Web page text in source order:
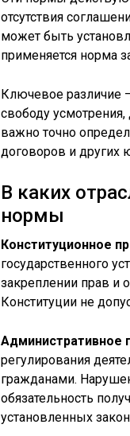
отсутствия
может быть
применяется норма
Ключевое различие
свободу
важно точно
договоров и других
В каких
нормы
Конституционное
государственного
закреплении прав и
Конституции не
Административное
регулирования
гражданами.
обязательность
установленных